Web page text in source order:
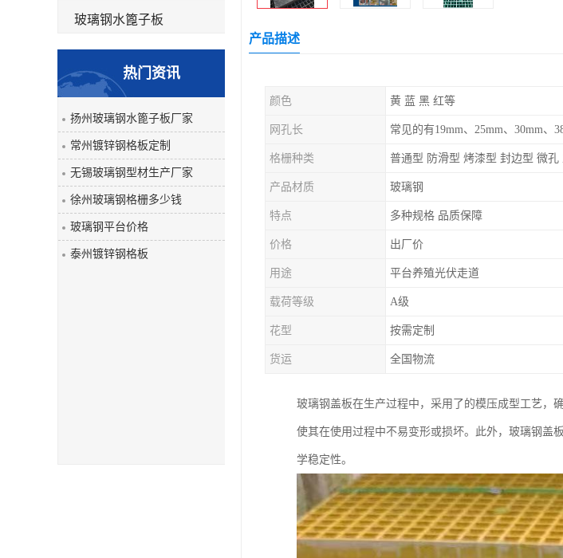
玻璃钢水篦子板
玻璃钢平板
玻璃钢盖板
热门资讯
扬州玻璃钢水篦子板厂家
常州镀锌钢格板定制
无锡玻璃钢型材生产厂家
徐州玻璃钢格栅多少钱
玻璃钢平台价格
泰州镀锌钢格板
产品描述
颜色 黄 蓝 黑 红等
网孔长
格栅种类
产品材质 玻璃钢
特点 多种规格 品质保障
价格 出厂价
用途 平台养殖光伏走道
载荷等级 A级
花型 按需定制
货运 全国物流
玻璃钢盖板在生产过程中，采用了的模压成型工艺，
使其在使用过程中不易变形或损坏。此外，玻璃钢盖
学稳定性。